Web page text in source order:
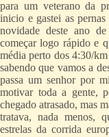
para um veterano da
inicio e gastei as
novidade deste ano
começar logo rápido e
média perto dos 4:30/
sabendo que vamos a
passa um senhor por
motivar toda a gente,
chegado atrasado, mas
tratava, nada menos,
estrelas da corrida